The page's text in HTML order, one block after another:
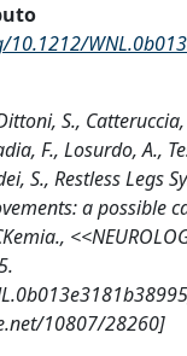
S.,
F., Losurdo, A.,
S., Restless Legs
a possible
10807/28260]